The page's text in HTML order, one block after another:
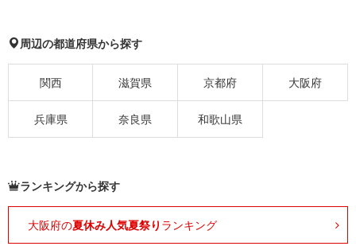
周辺の都道府県から探す
関西 滋賀県 京都府 大阪府
兵庫県 奈良県 和歌山県
ランキングから探す
大阪府の夏休み人気夏祭り ランキング